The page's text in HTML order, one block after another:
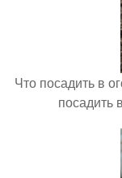
Что посадить в
посадить